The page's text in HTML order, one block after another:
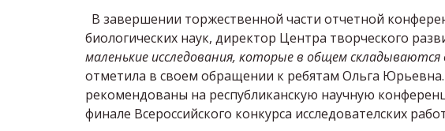
В завершении торжественной части отчетной
биологических наук, директор Центра творческого
маленькие исследования, которые в общем
отметила в своем обращении к ребятам Ольга
рекомендованы на республиканскую научную
финале Всероссийского конкурса исследователских